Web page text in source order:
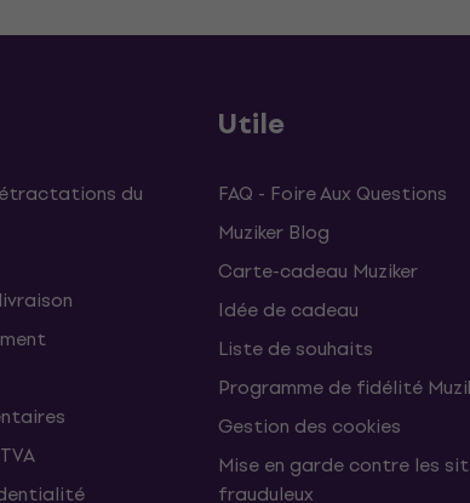
du
Utile
FAQ - Foire Aux Questions
Muziker Blog
Carte-cadeau Muziker
Idée de cadeau
Liste de souhaits
Programme de fidélité
Gestion des cookies
Mise en garde contre les
frauduleux